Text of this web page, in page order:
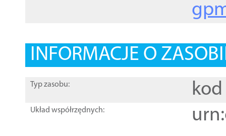
INFORMACJE O
Typ zasobu: kod
Układ współrzędnych: